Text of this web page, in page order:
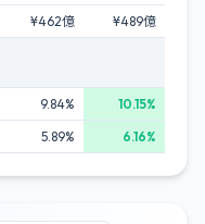
¥462億 ¥489億
9.84%
10.15%
5.89% 6.16%